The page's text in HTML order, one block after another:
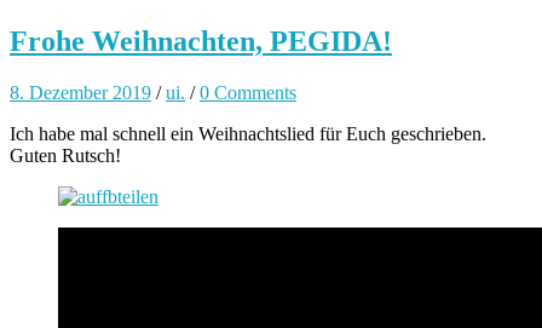
Frohe Weihnachten, PEGIDA!
8. Dezember 2019 /ui. /0 Comments
Ich habe mal schnell ein Weihnachtslied für Euch geschrieben.
Guten Rutsch!